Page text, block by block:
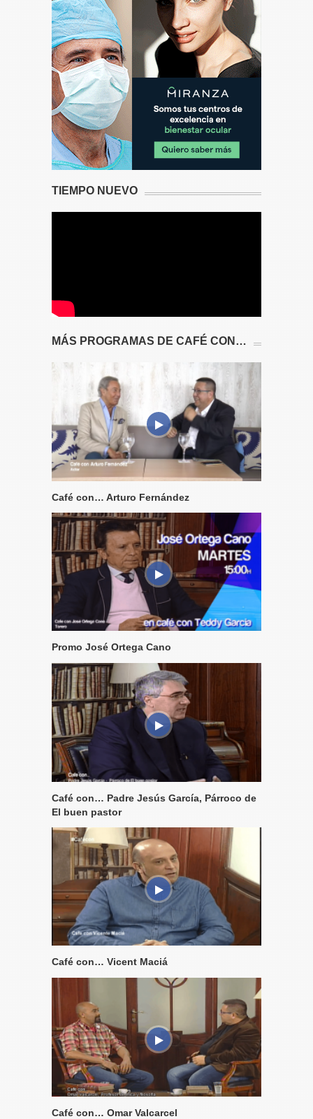
TIEMPO NUEVO
MÁS PROGRAMAS DE CAFÉ CON…
Café con… Arturo Fernández
Promo José Ortega Cano
Café con… Padre Jesús García, Párroco de
El buen pastor
Café con… Vicent Maciá
Café con… Omar Valcarcel